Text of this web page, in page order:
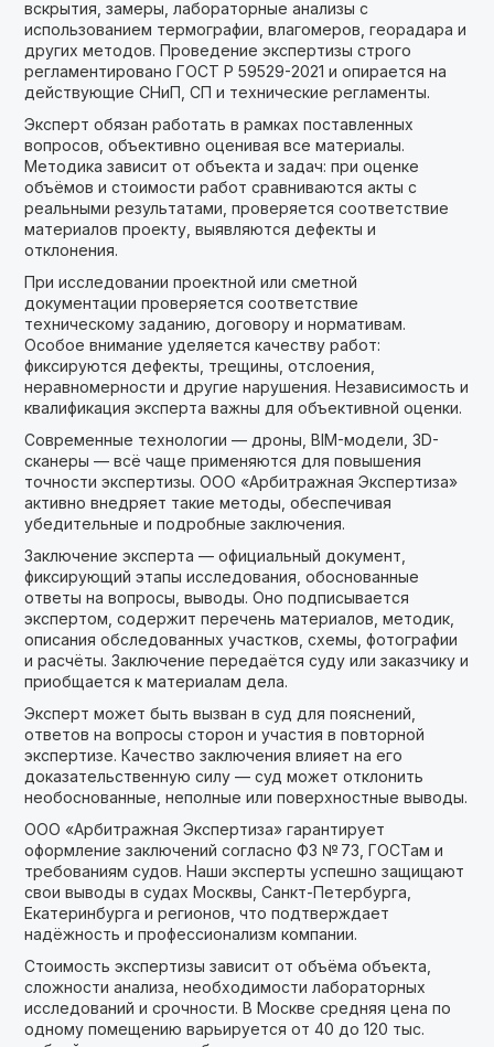
вскрытия, замеры, лабораторные анализы с
использованием термографии, влагомеров, георадара и
других методов. Проведение экспертизы строго
регламентировано ГОСТ Р 59529-2021 и опирается на
действующие СНиП, СП и технические регламенты.
Эксперт обязан работать в рамках поставленных
вопросов, объективно оценивая все материалы.
Методика зависит от объекта и задач: при оценке
объёмов и стоимости работ сравниваются акты с
реальными результатами, проверяется соответствие
материалов проекту, выявляются дефекты и
отклонения.
При исследовании проектной или сметной
документации проверяется соответствие
техническому заданию, договору и нормативам.
Особое внимание уделяется качеству работ:
фиксируются дефекты, трещины, отслоения,
неравномерности и другие нарушения. Независимость и
квалификация эксперта важны для объективной оценки.
Современные технологии — дроны, BIM-модели, 3D-
сканеры — всё чаще применяются для повышения
точности экспертизы. ООО «Арбитражная Экспертиза»
активно внедряет такие методы, обеспечивая
убедительные и подробные заключения.
Заключение эксперта — официальный документ,
фиксирующий этапы исследования, обоснованные
ответы на вопросы, выводы. Оно подписывается
экспертом, содержит перечень материалов, методик,
описания обследованных участков, схемы, фотографии
и расчёты. Заключение передаётся суду или заказчику и
приобщается к материалам дела.
Эксперт может быть вызван в суд для пояснений,
ответов на вопросы сторон и участия в повторной
экспертизе. Качество заключения влияет на его
доказательственную силу — суд может отклонить
необоснованные, неполные или поверхностные выводы.
ООО «Арбитражная Экспертиза» гарантирует
оформление заключений согласно ФЗ № 73, ГОСТам и
требованиям судов. Наши эксперты успешно защищают
свои выводы в судах Москвы, Санкт-Петербурга,
Екатеринбурга и регионов, что подтверждает
надёжность и профессионализм компании.
Стоимость экспертизы зависит от объёма объекта,
сложности анализа, необходимости лабораторных
исследований и срочности. В Москве средняя цена по
одному помещению варьируется от 40 до 120 тыс.